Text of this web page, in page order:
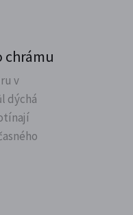
chrámu
v
dýchá